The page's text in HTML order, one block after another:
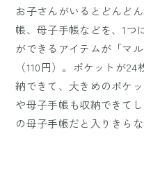
お子さんがいるとどんど
帳、母子手帳などを、1つ
ができるアイテムが「マ
（110円）。ポケットが
納できて、大きめのポケ
や母子手帳も収納できて
の母子手帳だと入りきら